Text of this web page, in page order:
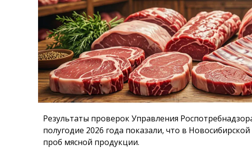
Результаты проверок Управления
полугодие 2026 года показали, что в
проб мясной продукции.